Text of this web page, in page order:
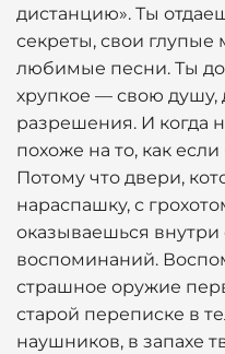
дистанцию». Ты
секреты, свои
любимые песни. Ты
хрупкое — свою душу,
разрешения. И когда
похоже на то, как
Потому что двери,
нараспашку, с
оказываешься
воспоминаний.
страшное оружие
старой переписке в
наушников, в запахе